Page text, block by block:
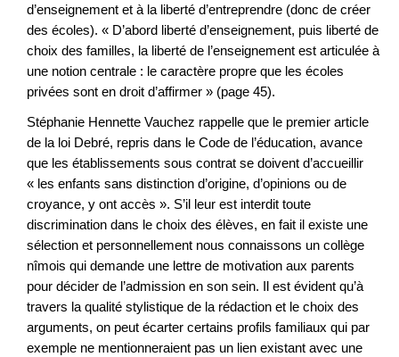
d’enseignement et à la liberté d’entreprendre (donc de créer
des écoles). « D’abord liberté d’enseignement, puis liberté de
choix des familles, la liberté de l’enseignement est articulée à
une notion centrale : le caractère propre que les écoles
privées sont en droit d’affirmer » (page 45).
Stéphanie Hennette Vauchez rappelle que le premier article
de la loi Debré, repris dans le Code de l’éducation, avance
que les établissements sous contrat se doivent d’accueillir
« les enfants sans distinction d’origine, d’opinions ou de
croyance, y ont accès ». S’il leur est interdit toute
discrimination dans le choix des élèves, en fait il existe une
sélection et personnellement nous connaissons un collège
nîmois qui demande une lettre de motivation aux parents
pour décider de l’admission en son sein. Il est évident qu’à
travers la qualité stylistique de la rédaction et le choix des
arguments, on peut écarter certains profils familiaux qui par
exemple ne mentionneraient pas un lien existant avec une